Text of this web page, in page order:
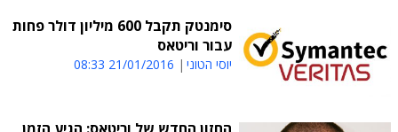
סימנטק תקבל 600 מיליון דולר פחות
עבור וריטאס
יוסי הטוני 21/01/2016 08:33